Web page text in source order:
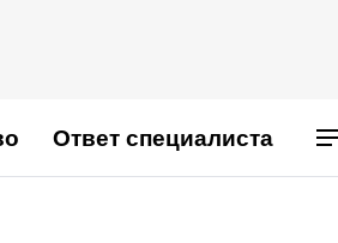
Ответ специалиста